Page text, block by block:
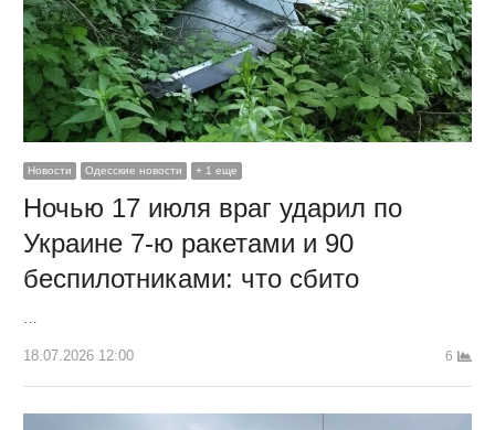
Новости Одесские новости + 1 еще
Ночью 17 июля враг ударил по
Украине 7-ю ракетами и 90
беспилотниками: что сбито
18.07.2026 12:00 6